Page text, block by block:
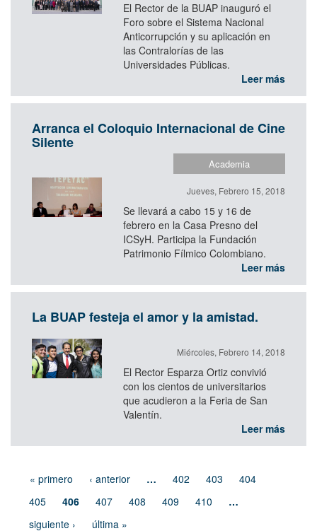
El Rector de la BUAP inauguró el
Foro sobre el Sistema Nacional
Anticorrupción y su aplicación en
las Contralorías de las
Universidades Públicas.
Leer más
Arranca el Coloquio Internacional de Cine
Silente
Academia
Jueves, Febrero 15, 2018
Se llevará a cabo 15 y 16 de
febrero en la Casa Presno del
ICSyH. Participa la Fundación
Patrimonio Fílmico Colombiano.
Leer más
La BUAP festeja el amor y la amistad.
Miércoles, Febrero 14, 2018
El Rector Esparza Ortiz convivió
con los cientos de universitarios
que acudieron a la Feria de San
Valentín.
Leer más
« primero ‹ anterior … 402 403
404
405
406 407 408 409 410
…
siguiente ›
última »